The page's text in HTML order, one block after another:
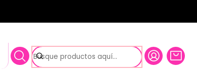
GTSA-GTRBASS